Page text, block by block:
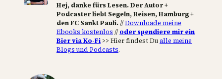
Hej, danke fürs Lesen. Der Autor +
Podcaster liebt Segeln, Reisen, Hamburg +
den FC Sankt Pauli.//Downloade meine
Ebooks kostenlos //oder spendiere mir ein
Bier via Ko-Fi >> Hier findest Dualle meine
Blogs und Podcasts.